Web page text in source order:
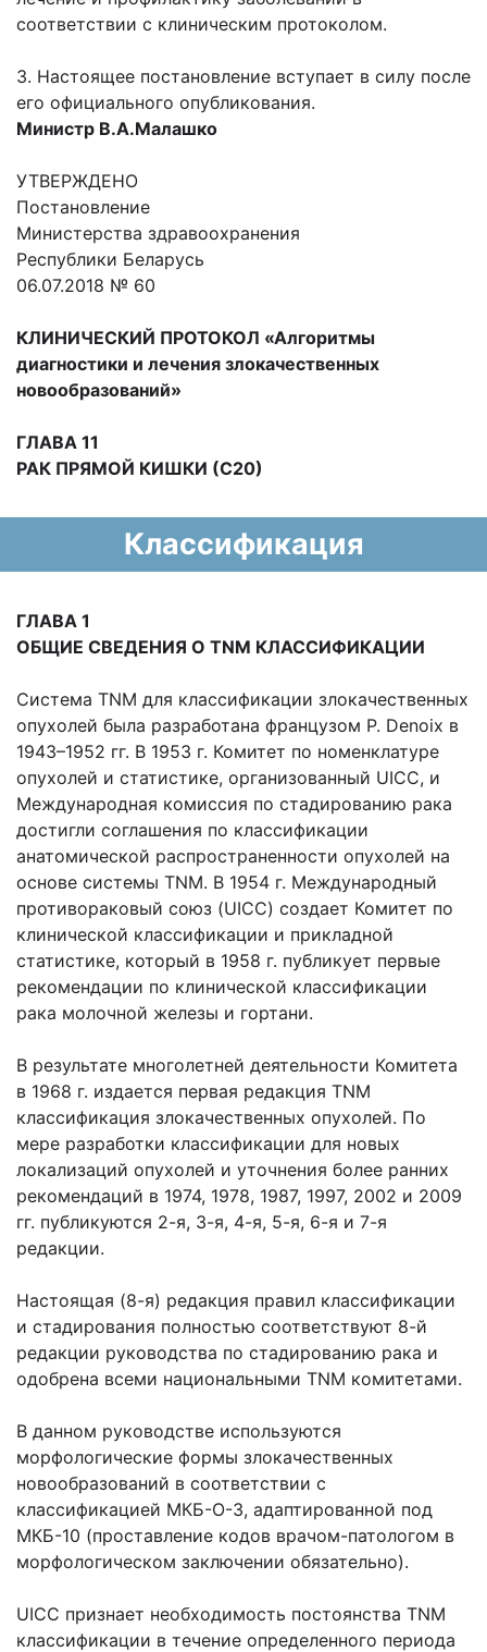
соответствии с клиническим протоколом.
3. Настоящее постановление вступает в силу после
его официального опубликования.
Министр В.А.Малашко
УТВЕРЖДЕНО
Постановление
Министерства здравоохранения
Республики Беларусь
06.07.2018 № 60
КЛИНИЧЕСКИЙ ПРОТОКОЛ «Алгоритмы
диагностики и лечения злокачественных
новообразований»
ГЛАВА 11
РАК ПРЯМОЙ КИШКИ (С20)
Классификация
ГЛАВА 1
ОБЩИЕ СВЕДЕНИЯ О TNM КЛАССИФИКАЦИИ
Система TNM для классификации злокачественных
опухолей была разработана французом Р. Denoix в
1943–1952 гг. В 1953 г. Комитет по номенклатуре
опухолей и статистике, организованный UICC, и
Международная комиссия по стадированию рака
достигли соглашения по классификации
анатомической распространенности опухолей на
основе системы TNM. В 1954 г. Международный
противораковый союз (UICC) создает Комитет по
клинической классификации и прикладной
статистике, который в 1958 г. публикует первые
рекомендации по клинической классификации
рака молочной железы и гортани.
В результате многолетней деятельности Комитета
в 1968 г. издается первая редакция TNM
классификация злокачественных опухолей. По
мере разработки классификации для новых
локализаций опухолей и уточнения более ранних
рекомендаций в 1974, 1978, 1987, 1997, 2002 и 2009
гг. публикуются 2-я, 3-я, 4-я, 5-я, 6-я и 7-я
редакции.
Настоящая (8-я) редакция правил классификации
и стадирования полностью соответствуют 8-й
редакции руководства по стадированию рака и
одобрена всеми национальными TNM комитетами.
В данном руководстве используются
морфологические формы злокачественных
новообразований в соответствии с
классификацией МКБ-О-3, адаптированной под
МКБ-10 (проставление кодов врачом-патологом в
морфологическом заключении обязательно).
UICC признает необходимость постоянства TNM
классификации в течение определенного периода